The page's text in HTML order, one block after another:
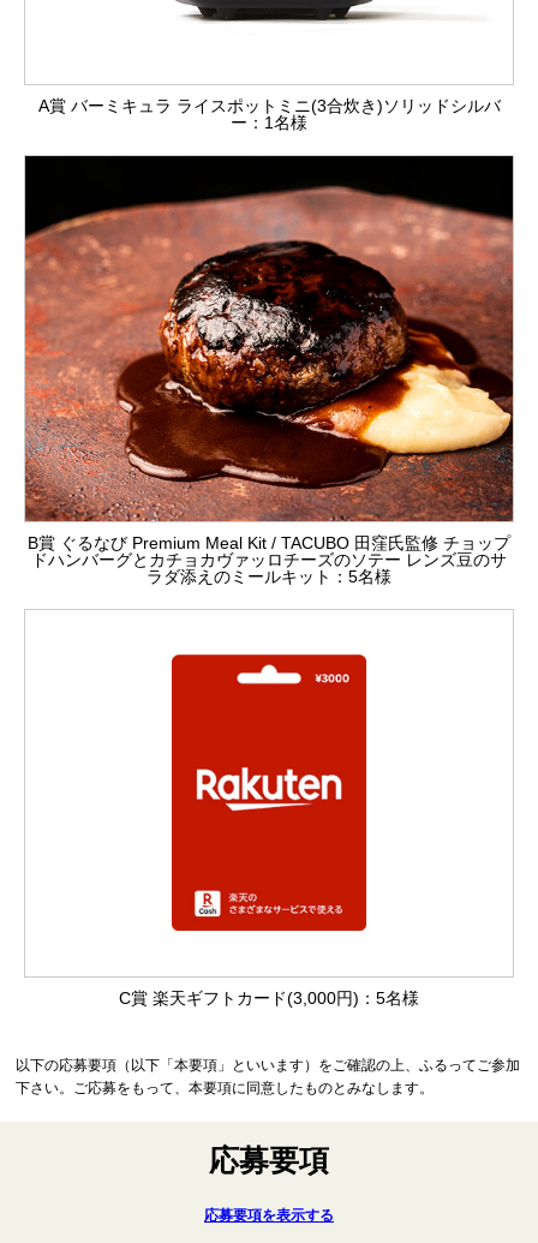
A賞 バーミキュラ ライスポットミニ(3合炊き)ソリッドシルバ
ー：1名様
B賞 ぐるなび Premium Meal Kit / TACUBO 田窪氏監修 チョップ
ドハンバーグとカチョカヴァッロチーズのソテー レンズ豆のサ
ラダ添えのミールキット：5名様
C賞 楽天ギフトカード(3,000円)：5名様
以下の応募要項（以下「本要項」といいます）をご確認の上、ふるってご参加
下さい。ご応募をもって、本要項に同意したものとみなします。
応募要項
応募要項を表示する